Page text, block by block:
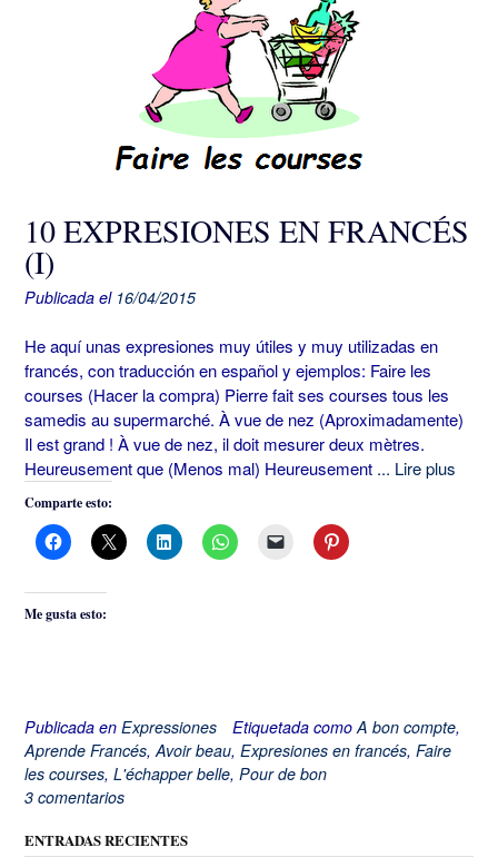
10 EXPRESIONES EN FRANCÉS
(I)
Publicada el 16/04/2015
He aquí unas expresiones muy útiles y muy utilizadas en
francés, con traducción en español y ejemplos: Faire les
courses (Hacer la compra) Pierre fait ses courses tous les
samedis au supermarché. À vue de nez (Aproximadamente)
Il est grand ! À vue de nez, il doit mesurer deux mètres.
Heureusement que (Menos mal) Heureusement ... Lire plus
Comparte esto:
Me gusta esto:
Publicada en Expressiones Etiquetada comoA bon compte,
Aprende Francés,Avoir beau, Expresiones en francés, Faire
les courses, L'échapper belle, Pour de bon
3 comentarios
ENTRADAS RECIENTES